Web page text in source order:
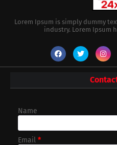
Lorem Ipsum is simply dummy
industry. Lorem Ipsum
Name
Email *